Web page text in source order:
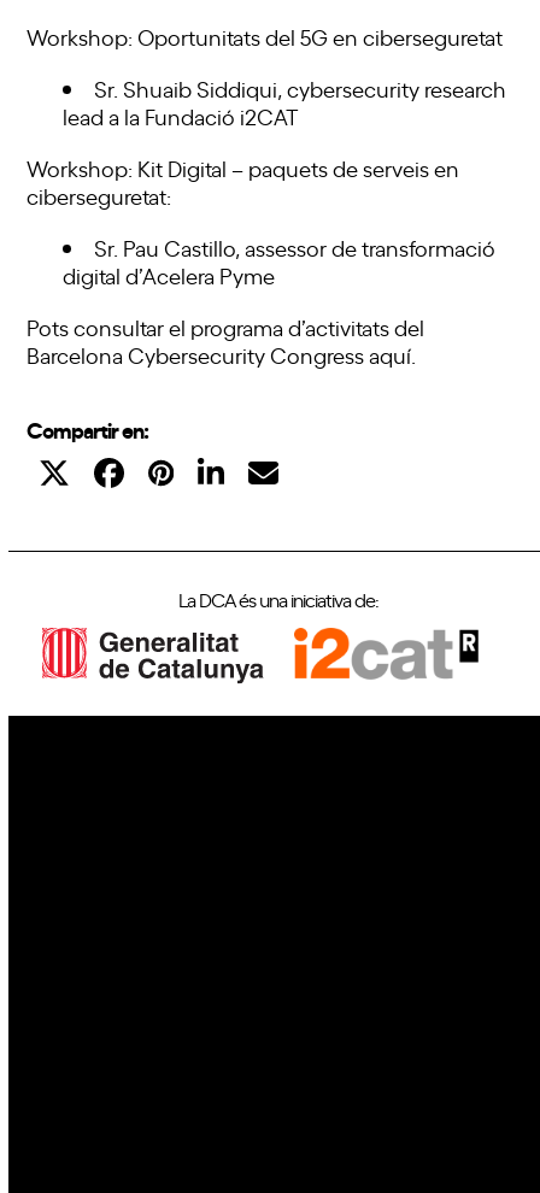
Workshop: Oportunitats del 5G en ciberseguretat
Sr. Shuaib Siddiqui, cybersecurity research
lead a la Fundació i2CAT
Workshop: Kit Digital – paquets de serveis en
ciberseguretat:
Sr. Pau Castillo, assessor de transformació
digital d’Acelera Pyme
Pots consultar el programa d’activitats del
Barcelona Cybersecurity Congressaquí
Compartir en:
La DCA és una iniciativa de: